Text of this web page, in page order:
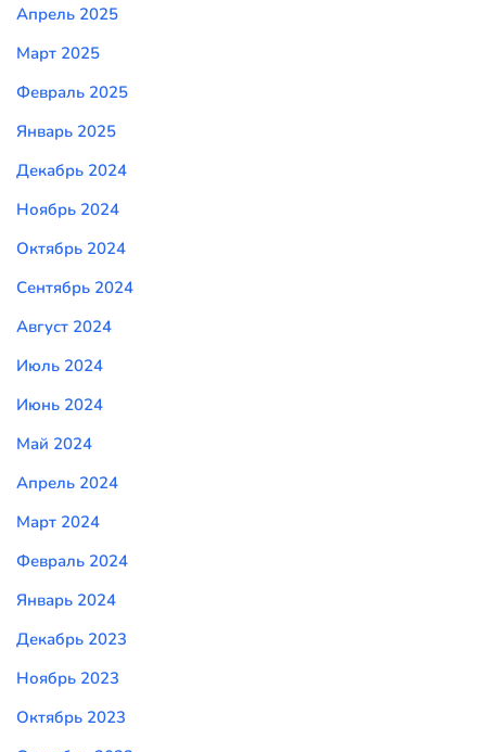
Апрель 2025
Март 2025
Февраль 2025
Январь 2025
Декабрь 2024
Ноябрь 2024
Октябрь 2024
Сентябрь 2024
Август 2024
Июль 2024
Июнь 2024
Май 2024
Апрель 2024
Март 2024
Февраль 2024
Январь 2024
Декабрь 2023
Ноябрь 2023
Октябрь 2023